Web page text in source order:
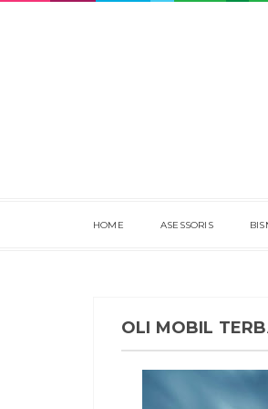
HOME ASESSORIS
OLI MOBIL